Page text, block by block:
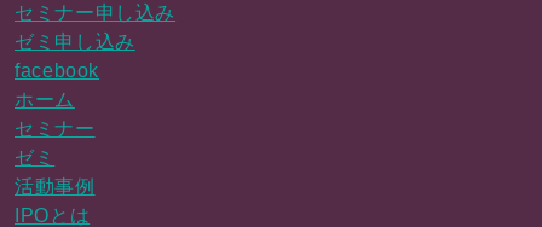
セミナー申し込み
ゼミ申し込み
facebook
ホーム
セミナー
ゼミ
活動事例
IPOとは